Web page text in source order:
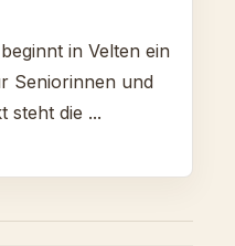
in Velten ein
Seniorinnen und
steht die ...